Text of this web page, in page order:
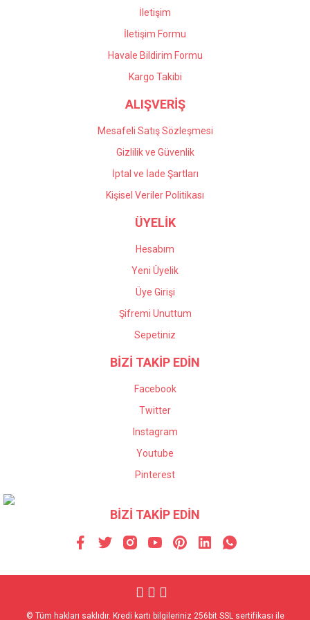
Gönder
İletişim
İletişim Formu
Havale Bildirim Formu
Kargo Takibi
ALIŞVERİŞ
Mesafeli Satış Sözleşmesi
Gizlilik ve Güvenlik
İptal ve İade Şartları
Kişisel Veriler Politikası
ÜYELİK
Hesabım
Yeni Üyelik
Üye Girişi
Şifremi Unuttum
Sepetiniz
BİZİ TAKİP EDİN
Facebook
Twitter
Instagram
Youtube
Pinterest
BİZİ TAKİP EDİN
© Tüm hakları saklıdır. Kredi kartı bilgileriniz 256bit SSL sertifikası ile